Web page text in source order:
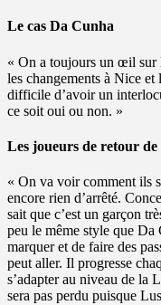
Le cas Da Cunha
« On a toujours un œil sur
les changements à Nice
difficile d’avoir un
ce soit oui ou non. »
Les joueurs de retour
« On va voir comment ils
encore rien d’arrêté.
sait que c’est un garçon
peu le même style que Da
marquer et de faire des
peut aller. Il progresse
s’adapter au niveau de la
sera pas perdu puisque